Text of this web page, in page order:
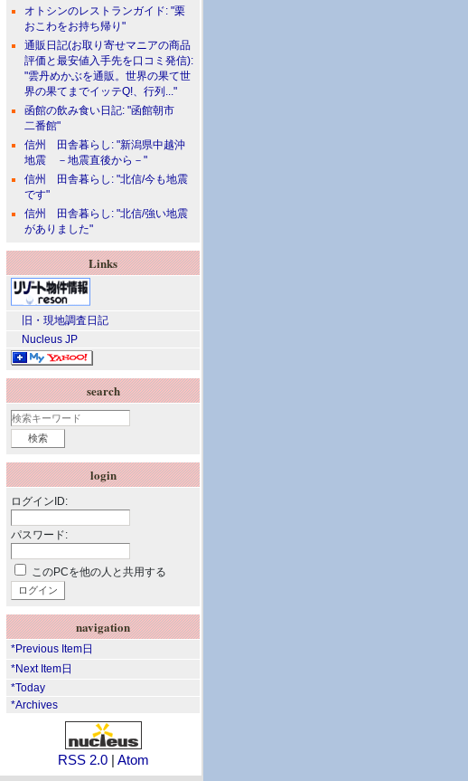
オトシンのレストランガイド: "栗
おこわをお持ち帰り"
通販日記(お取り寄せマニアの商品
評価と最安値入手先を口コミ発信):
"雲丹めかぶを通販。世界の果て世
界の果てまでイッテQ!、行列..."
函館の飲み食い日記: "函館朝市
二番館"
信州 田舎暮らし: "新潟県中越沖
地震 －地震直後から－"
信州 田舎暮らし: "北信/今も地震
です"
信州 田舎暮らし: "北信/強い地震
がありました"
Links
旧・現地調査日記
Nucleus JP
search
login
ログインID:
パスワード:
このPCを他の人と共用する
navigation
*Previous Item日
*Next Item日
*Today
*Archives
RSS 2.0| Atom